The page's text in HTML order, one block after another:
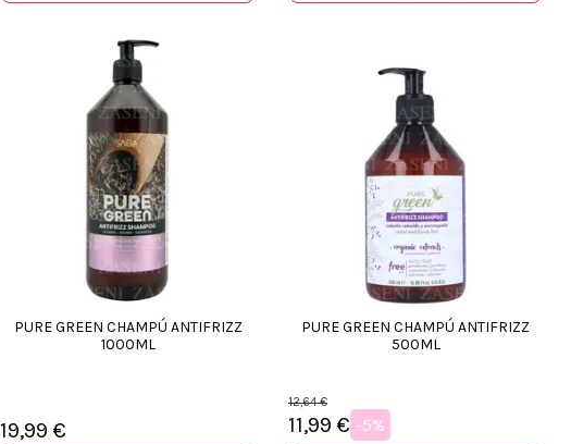
PURE GREEN CHAMPÚ ANTIFRIZZ
1000ML
19,99 €
PURE GREEN CHAMPÚ ANTIFRIZZ
500ML
12,64 €
11,99 € -5%